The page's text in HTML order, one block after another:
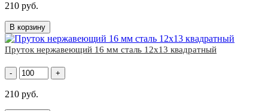
210 руб.
В корзину
Пруток нержавеющий 16 мм сталь 12х13 квадратный
- +
210 руб.